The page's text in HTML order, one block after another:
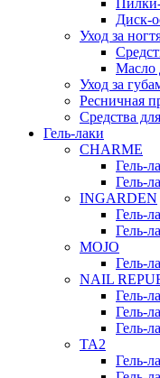
Диск-
Уход за
Масло
Уход за
Ресничная
Средства
Гель-лаки
СHARME
Гель-
Гель-
INGARDEN
Гель-
Гель-
MOJO
Гель-
NAIL
Гель-
Гель-
Гель-
TA2
Гель-